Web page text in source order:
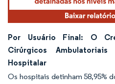
Por Usuário Final: O
Cirúrgicos
Hospitalar
Os hospitais detinham 58,95%